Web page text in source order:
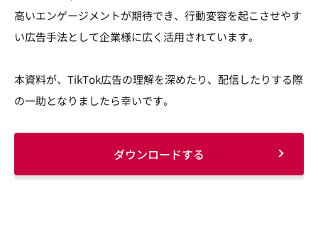
高いエンゲージメントが期待でき、行動変容を起こさせやす
い広告手法として企業様に広く活用されています。
本資料が、TikTok広告の理解を深めたり、配信したりする際
の一助となりましたら幸いです。
ダウンロードする